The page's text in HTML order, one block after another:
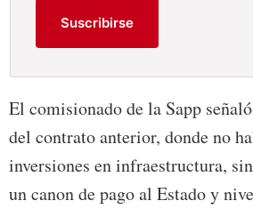
Suscribirse
El comisionado de la Sapp
del contrato anterior, donde no
inversiones en infraestructura,
un canon de pago al Estado y